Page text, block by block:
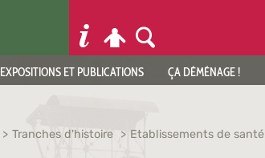
EXPOSITIONS ET PUBLICATIONS ÇA DÉMÉNAGE !
Tranches d'histoire Etablissements de santé